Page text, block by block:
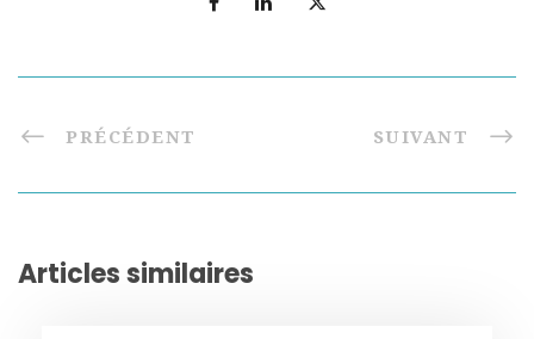
PRÉCÉDENT SUIVANT
Articles similaires